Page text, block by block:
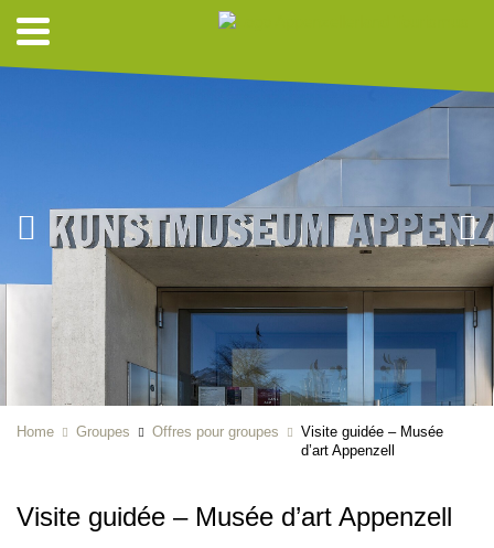
Home Groupes Offres pour groupes
Visite guidée – Musée
d’art Appenzell
Visite guidée – Musée d’art Appenzell